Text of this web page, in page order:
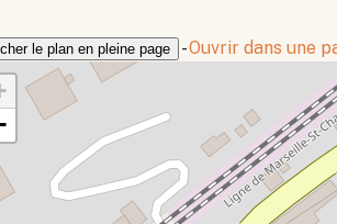
le plan en pleine page -Ouvrir dans une